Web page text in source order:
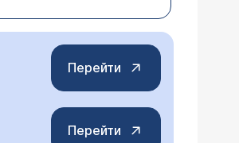
Перейти
Перейти